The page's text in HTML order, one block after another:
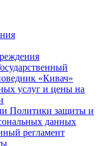
«Кивач»
услуг и цены на
Политики защиты и
данных
регламент